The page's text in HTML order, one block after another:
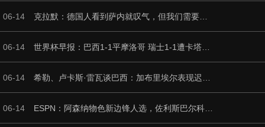
06-14
06-14
06-14
06-14